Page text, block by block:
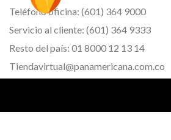
Teléfono oficina: (601) 364 9000
Servicio al cliente: (601) 364 9333
Resto del país: 01 8000 12 13 14
Tiendavirtual@panamericana.com.co